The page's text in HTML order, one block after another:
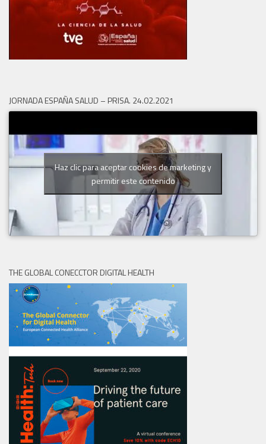
JORNADA ESPAÑA SALUD – PRISA. 24.02.2021
Haz clic para aceptar cookies de marketing y
permitir este contenido
THE GLOBAL CONECCTOR DIGITAL HEALTH